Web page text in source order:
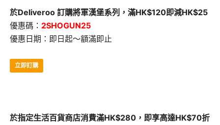
於Deliveroo 訂購將軍漢堡系列，滿HK$120即減HK$25
優惠碼： 2SHOGUN25
優惠日期：即日起～額滿即止
立即訂購
於指定生活百貨商店消費滿HK$280，即享高達HK$70折